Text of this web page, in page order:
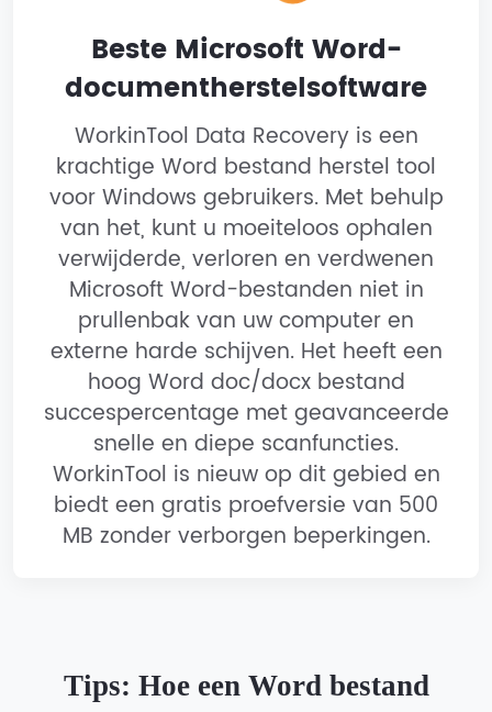
Beste Microsoft Word-
documentherstelsoftware
WorkinTool Data Recovery is een
krachtige Word bestand herstel tool
voor Windows gebruikers. Met behulp
van het, kunt u moeiteloos ophalen
verwijderde, verloren en verdwenen
Microsoft Word-bestanden niet in
prullenbak van uw computer en
externe harde schijven. Het heeft een
hoog Word doc/docx bestand
succespercentage met geavanceerde
snelle en diepe scanfuncties.
WorkinTool is nieuw op dit gebied en
biedt een gratis proefversie van 500
MB zonder verborgen beperkingen.
Tips: Hoe een Word bestand